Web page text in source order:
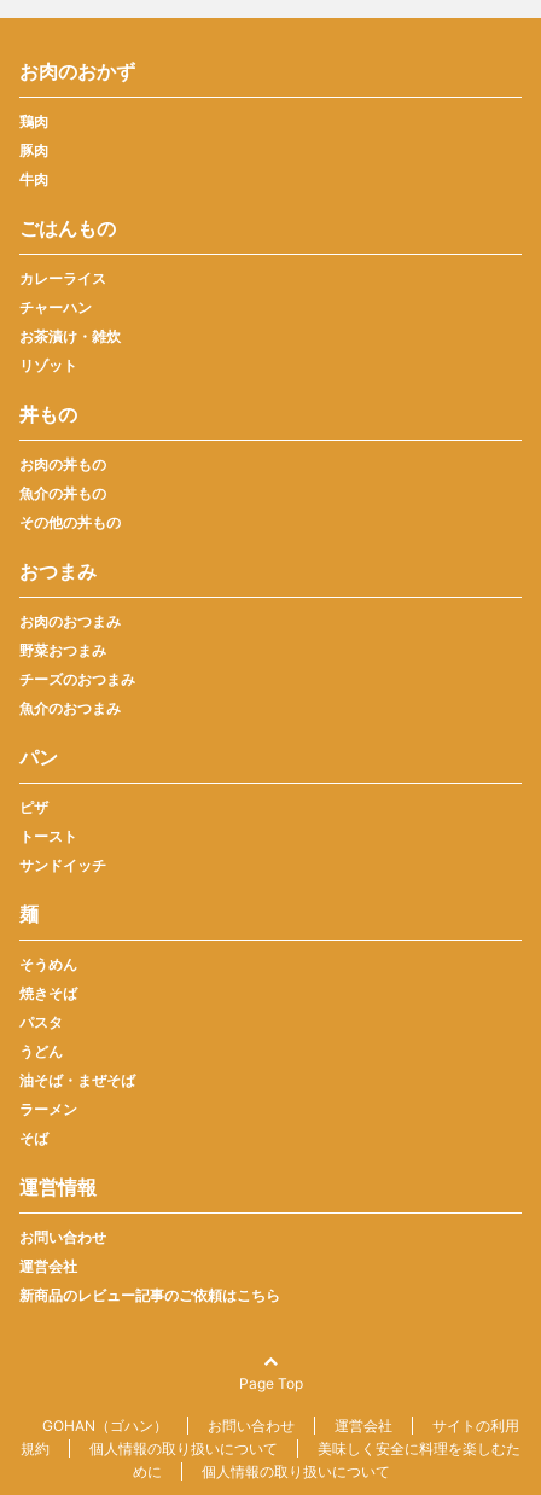
お肉のおかず
鶏肉
豚肉
牛肉
ごはんもの
カレーライス
チャーハン
お茶漬け・雑炊
リゾット
丼もの
お肉の丼もの
魚介の丼もの
その他の丼もの
おつまみ
お肉のおつまみ
野菜おつまみ
チーズのおつまみ
魚介のおつまみ
パン
ピザ
トースト
サンドイッチ
麺
そうめん
焼きそば
パスタ
うどん
油そば・まぜそば
ラーメン
そば
運営情報
お問い合わせ
運営会社
新商品のレビュー記事のご依頼はこちら
Page Top
GOHAN（ゴハン） お問い合わせ 運営会社
サイトの利用
規約
個人情報の取り扱いについて
美味しく安全に料理を楽しむた
めに
個人情報の取り扱いについて